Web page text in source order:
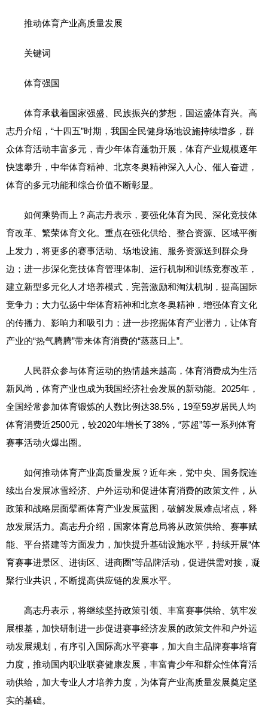
推动体育产业高质量发展
关键词
体育强国
体育承载着国家强盛、民族振兴的梦想，国运盛体育兴。高
志丹介绍，“十四五”时期，我国全民健身场地设施持续增多，群
众体育活动丰富多元，青少年体育蓬勃开展，体育产业规模逐年
快速攀升，中华体育精神、北京冬奥精神深入人心、催人奋进，
体育的多元功能和综合价值不断彰显。
如何乘势而上？高志丹表示，要强化体育为民、深化竞技体
育改革、繁荣体育文化。重点在强化供给、整合资源、区域平衡
上发力，将更多的赛事活动、场地设施、服务资源送到群众身
边；进一步深化竞技体育管理体制、运行机制和训练竞赛改革，
建立新型多元化人才培养模式，完善激励和淘汰机制，提高国际
竞争力；大力弘扬中华体育精神和北京冬奥精神，增强体育文化
的传播力、影响力和吸引力；进一步挖掘体育产业潜力，让体育
产业的“热气腾腾”带来体育消费的“蒸蒸日上”。
人民群众参与体育运动的热情越来越高，体育消费成为生活
新风尚，体育产业也成为我国经济社会发展的新动能。2025年，
全国经常参加体育锻炼的人数比例达38.5%，19至59岁居民人均
体育消费近2500元，较2020年增长了38%，“苏超”等一系列体育
赛事活动火爆出圈。
如何推动体育产业高质量发展？近年来，党中央、国务院连
续出台发展冰雪经济、户外运动和促进体育消费的政策文件，从
政策和战略层面擘画体育产业发展蓝图，破解发展难点堵点，释
放发展活力。高志丹介绍，国家体育总局将从政策供给、赛事赋
能、平台搭建等方面发力，加快提升基础设施水平，持续开展“体
育赛事进景区、进街区、进商圈”等品牌活动，促进供需对接，凝
聚行业共识，不断提高供应链的发展水平。
高志丹表示，将继续坚持政策引领、丰富赛事供给、筑牢发
展根基，加快研制进一步促进赛事经济发展的政策文件和户外运
动发展规划，有序引入国际高水平赛事，加大自主品牌赛事培育
力度，推动国内职业联赛健康发展，丰富青少年和群众性体育活
动供给，加大专业人才培养力度，为体育产业高质量发展奠定坚
实的基础。